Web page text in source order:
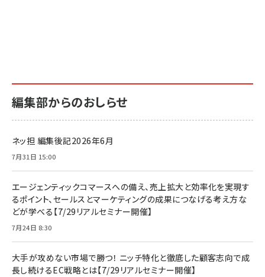
編集部からのおしらせ
ネッ担 編集後記2026年6月
7月31日 15:00
エージェンティックコマースへの備え、売上拡大と効率化を実現す
るポイント、セールスとマーケティングの成果につなげる考え方な
どが学べる【7/29リアルセミナー開催】
7月24日 8:30
大手が攻めない市場で勝つ！ ニッチ特化と徹底した顧客志向で成
長し続けるEC戦略とは【7/29リアルセミナー開催】